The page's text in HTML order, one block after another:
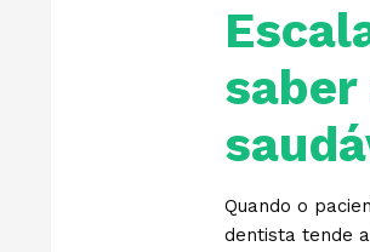
Quando o
dentista tende